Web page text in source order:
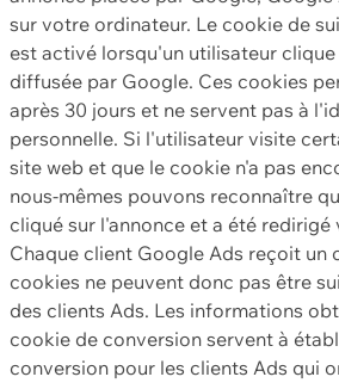
sur votre ordinateur. Le cookie de
est activé lorsqu'un utilisateur clique
diffusée par Google. Ces cookies
après 30 jours et ne servent pas à
personnelle. Si l'utilisateur visite
site web et que le cookie n'a pas
nous-mêmes pouvons reconnaître
cliqué sur l'annonce et a été redirigé
Chaque client Google Ads reçoit un
cookies ne peuvent donc pas être
des clients Ads. Les informations
cookie de conversion servent à
conversion pour les clients Ads qui